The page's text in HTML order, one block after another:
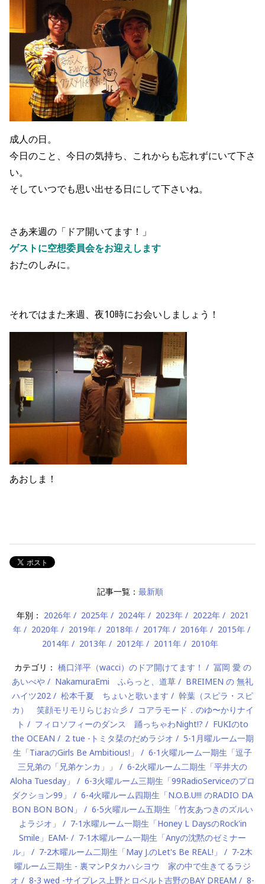
成人の日。
今日のこと、今日の気持ち、これからも忘れずにいて下さ
い。
そしていつでも思い出せる日にして下さいね。
さあ来週の「ドア開いてます！」
ゲストに空想委員会をお迎えします
おたのしみに。
それではまた来週、夜10時にお会いしましょう！
あおしま！
記事一覧： 最新順
年別： 2026年 2025年 2024年 2023年 2022年
2021
年
2020年 2019年 2018年 2017年 2016年
2015年
2014年
2013年 2012年 2011年 2010年
カテゴリ： 橋口洋平（wacci）のドア開けてます！
冨岡 愛 の
あいべや
NakamuraEmi ふらっと、道草
BREIMEN の 無礼
ハイツ202
松本千夏 ちょいと歌います
幹葉（スピラ・スピ
カ） 笑顔モリモリらじお☆彡
コアラモード．のゆ〜かりナイ
ト
フィロソフィーのダンス 踊っちゃわNight!?
FUKIのto
the OCEAN
2 tue -トミタ栞のだめラジオ
5-1月曜ルーム一期
生「TiaraのGirls Be Ambitious!」
6-1火曜ルーム一期生「逗子
三兄弟の「兄弟ケンカ」」
6-2火曜ルーム二期生「平井大の
Aloha Tuesday」
6-3火曜ルーム三期生「99RadioServiceのプロ
ダクション99」
6-4火曜ルーム四期生「N.O.B.U!!! のRADIO DA
BON BON BON」
6-5火曜ルーム五期生「竹友あつきのズルい
よラジオ」
7-1水曜ルーム一期生「Honey L DaysのRock'in
Smile」EAM-
7-1木曜ルーム一期生「Anyの沈黙のゼミナー
ル」
7-2木曜ルーム二期生「May J.のLet's Be REAL!」
7-2木
曜ルーム三期生 - 裏マンPタカハシヨウ 家の中で生きてるラジ
オ
8-3 wed -サイプレス上野とロベルト吉野のBAY DREAM 8-